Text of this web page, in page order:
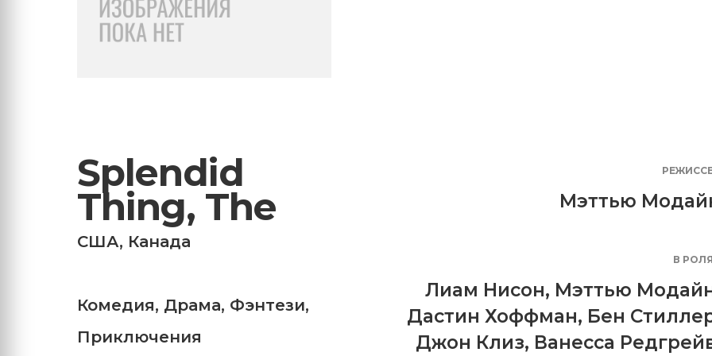
Splendid
Thing, The
США, Канада
Комедия, Драма, Фэнтези,
Приключения
Мэттью
В
Лиам Нисон, Мэттью
Дастин Хоффман, Бен
Джон Клиз, Ванесса